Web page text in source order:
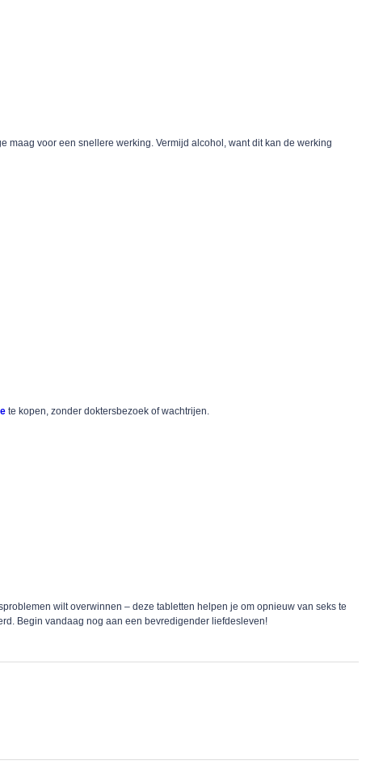
maag voor een snellere werking. Vermijd alcohol, want dit kan de werking
te kopen, zonder doktersbezoek of wachtrijen.
wilt overwinnen – deze tabletten helpen je om opnieuw van seks te
Begin vandaag nog aan een bevredigender liefdesleven!